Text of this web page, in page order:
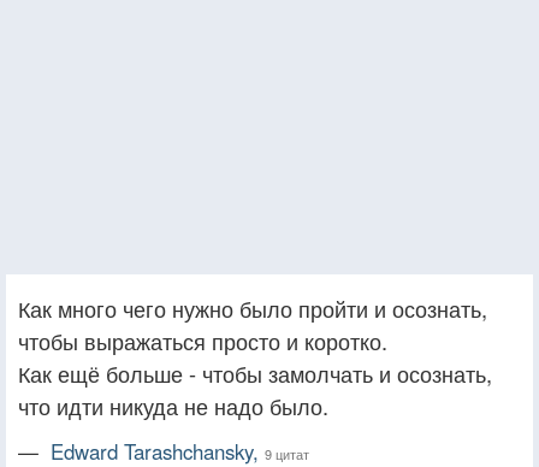
Как много чего нужно было пройти и осознать,
чтобы выражаться просто и коротко.
Как ещё больше - чтобы замолчать и осознать,
что идти никуда не надо было.
— Edward Tarashchansky, 9 цитат